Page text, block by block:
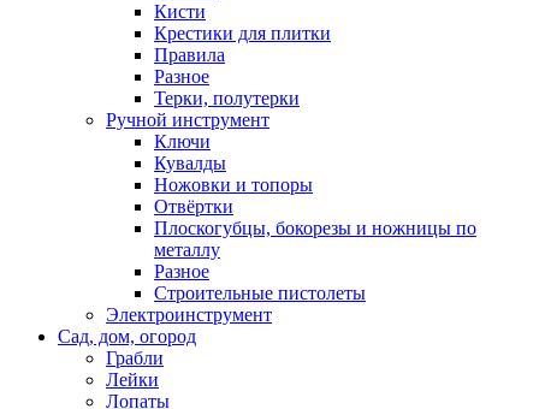
Кисти
Крестики для плитки
Правила
Разное
Терки, полутерки
Ручной инструмент
Ключи
Кувалды
Ножовки и топоры
Отвёртки
Плоскогубцы, бокорезы и ножницы по
металлу
Разное
Строительные пистолеты
Электроинструмент
Сад, дом, огород
Грабли
Лейки
Лопаты